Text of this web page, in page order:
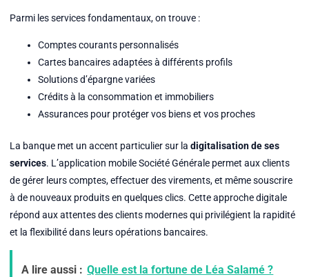
Parmi les services fondamentaux, on trouve :
Comptes courants personnalisés
Cartes bancaires adaptées à différents profils
Solutions d’épargne variées
Crédits à la consommation et immobiliers
Assurances pour protéger vos biens et vos proches
La banque met un accent particulier sur la digitalisation de ses
services. L’application mobile Société Générale permet aux clients
de gérer leurs comptes, effectuer des virements, et même souscrire
à de nouveaux produits en quelques clics. Cette approche digitale
répond aux attentes des clients modernes qui privilégient la rapidité
et la flexibilité dans leurs opérations bancaires.
A lire aussi : Quelle est la fortune de Léa Salamé ?